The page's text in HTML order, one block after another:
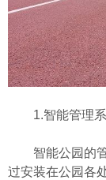
1.智能管理系
智能公园的管
过安装在公园各